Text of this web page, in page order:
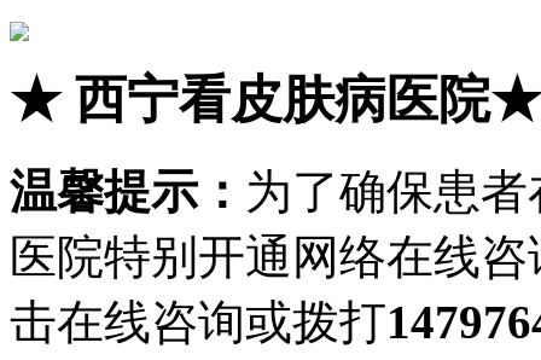
★西宁看皮肤病医院★
温馨提示： 为了确保患
医院特别开通网络在线
击在线咨询或拨打